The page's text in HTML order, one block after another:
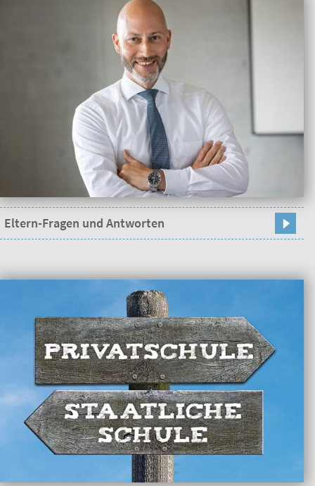
Eltern-Fragen und Antworten